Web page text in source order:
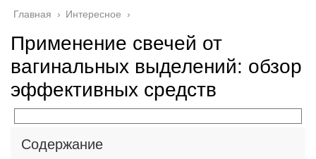
Главная › Интересное ›
Применение свечей от
вагинальных выделений: обзор
эффективных средств
Содержание